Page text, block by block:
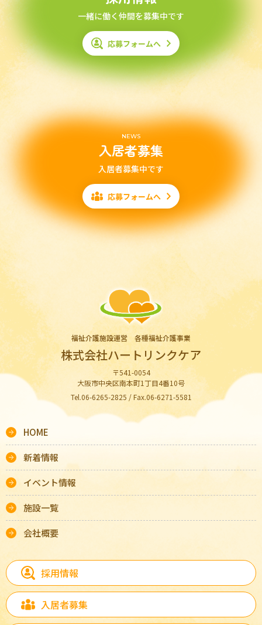
一緒に働く仲間を募集中です
応募フォームへ
NEWS
入居者募集
入居者募集中です
応募フォームへ
福祉介護施設運営 各種福祉介護事業
株式会社ハートリンクケア
〒541-0054
大阪市中央区南本町1丁目4番10号
Tel.06-6265-2825 / Fax.06-6271-5581
HOME
新着情報
イベント情報
施設一覧
会社概要
採用情報
入居者募集